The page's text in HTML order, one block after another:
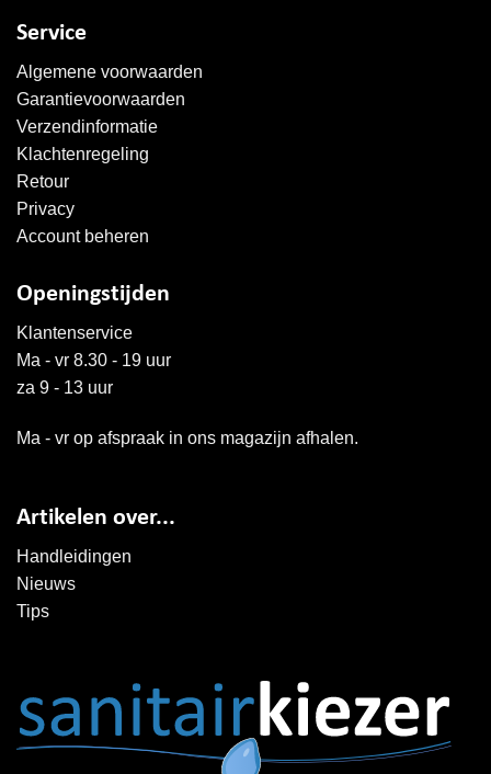
Service
Algemene voorwaarden
Garantievoorwaarden
Verzendinformatie
Klachtenregeling
Retour
Privacy
Account beheren
Openingstijden
Klantenservice
Ma - vr 8.30 - 19 uur
za 9 - 13 uur
Ma - vr op afspraak in ons magazijn afhalen.
Artikelen over...
Handleidingen
Nieuws
Tips